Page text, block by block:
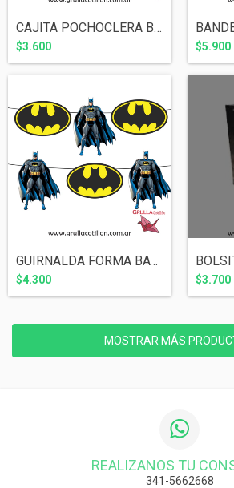
CAJITA POCHOCLERA BATMAN x10 *PROMO*
$3.600 $5.900
GUIRNALDA FORMA BATMAN
$4.300 $3.700
MOSTRAR MÁS
REALIZANOS TU
341-5662668